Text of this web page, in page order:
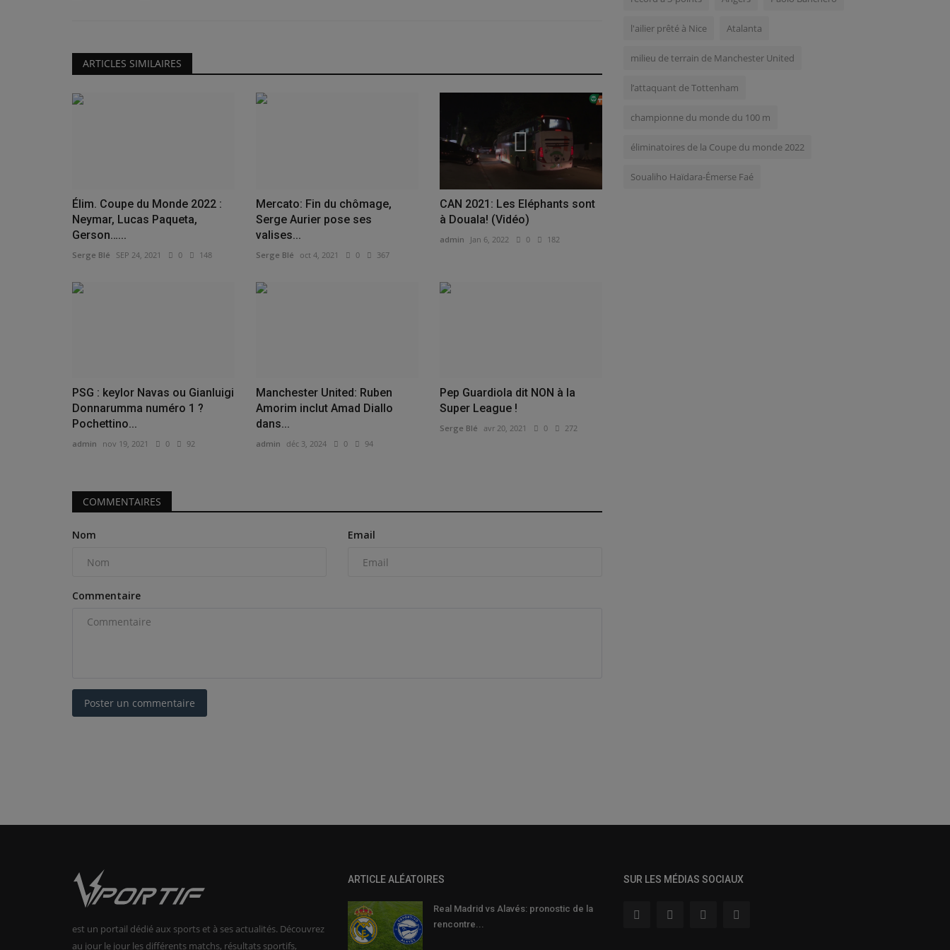
ARTICLES SIMILAIRES
Élim. Coupe du Monde 2022 :
Neymar, Lucas Paqueta,
Gerson…...
Serge Blé SEP 24, 2021 0 148
Mercato: Fin du chômage,
Serge Aurier pose ses
valises...
Serge Blé oct 4, 2021 0 367
CAN 2021: Les Eléphants sont
à Douala! (Vidéo)
admin Jan 6, 2022 0 182
PSG : keylor Navas ou Gianluigi
Donnarumma numéro 1 ?
Pochettino...
admin nov 19, 2021 0 92
Manchester United: Ruben
Amorim inclut Amad Diallo
dans...
admin déc 3, 2024 0 94
Pep Guardiola dit NON à la
Super League !
Serge Blé avr 20, 2021 0 272
COMMENTAIRES
Nom Email
Commentaire
Poster un commentaire
l'ailier prêté à Nice Atalanta
milieu de terrain de Manchester United
l’attaquant de Tottenham
championne du monde du 100 m
éliminatoires de la Coupe du monde 2022
Soualiho Haïdara-Émerse Faé
est un portail dédié aux sports et à ses actualités. Découvrez
au jour le jour les différents matchs, résultats sportifs,
ARTICLE ALÉATOIRES
Real Madrid vs Alavés: pronostic de la
rencontre...
SUR LES MÉDIAS SOCIAUX